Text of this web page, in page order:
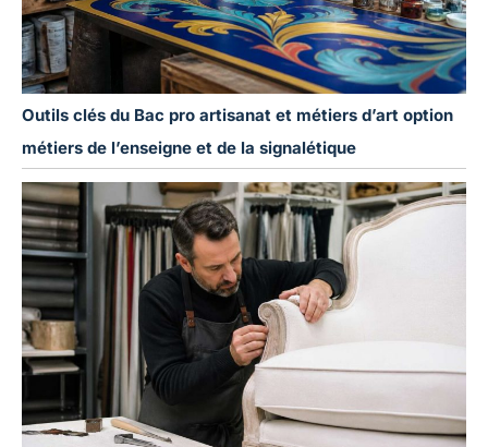
Outils clés du Bac pro artisanat et métiers d’art option
métiers de l’enseigne et de la signalétique